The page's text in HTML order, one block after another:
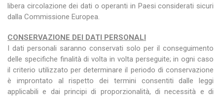
libera circolazione dei dati o operanti in Paesi considerati sicuri
dalla Commissione Europea.
CONSERVAZIONE DEI DATI PERSONALI
I dati personali saranno conservati solo per il conseguimento
delle specifiche finalità di volta in volta perseguite; in ogni caso
il criterio utilizzato per determinare il periodo di conservazione
è improntato al rispetto dei termini consentiti dalle leggi
applicabili e dai principi di proporzionalità, di necessità e di